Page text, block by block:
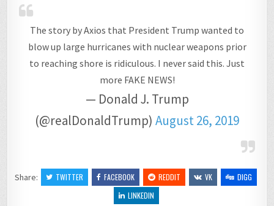
The story by Axios that President Trump wanted to
blow up large hurricanes with nuclear weapons prior
to reaching shore is ridiculous. I never said this. Just
more FAKE NEWS!
— Donald J. Trump
(@realDonaldTrump) August 26, 2019
Share: TWITTER FACEBOOK REDDIT VK
DIGG
LINKEDIN